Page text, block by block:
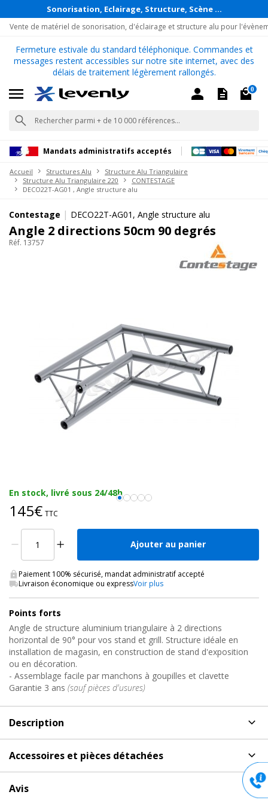
Sonorisation, Eclairage, Structure, Scène ...
Vente de matériel de sonorisation, d'éclairage et structure alu pour
Fermeture estivale du standard téléphonique. Commandes et
messages restent accessibles sur notre site internet, avec des
délais de traitement légèrement rallongés.
0
Mandats administratifs acceptés
Accueil Structures Alu
Structure Alu Triangulaire
Structure Alu Triangulaire 220
CONTESTAGE
DECO22T-AG01 , Angle structure alu
Contestage | DECO22T-AG01, Angle structure alu
Angle 2 directions 50cm 90 degrés
Réf. 13757
En stock, livré sous 24/48h
145€ TTC
Ajouter au panier
Paiement 100% sécurisé, mandat administratif accepté
Livraison économique ou expressVoir plus
Points forts
Angle de structure aluminium triangulaire à 2 directions
horizontal de 90° pour vos stand et grill. Structure idéale en
installation de magasin, en construction de stand d'exposition
ou en décoration.
- Assemblage facile par manchons à goupilles et clavette
Garantie 3 ans (sauf pièces d'usures)
Description
Contestage
- STRUCTURE POUR STAND ET MAGASIN : angle pour structure
Accessoires et pièces détachées
pour Angle structure
alu, DECO22T-AG01 Contestage
Avis